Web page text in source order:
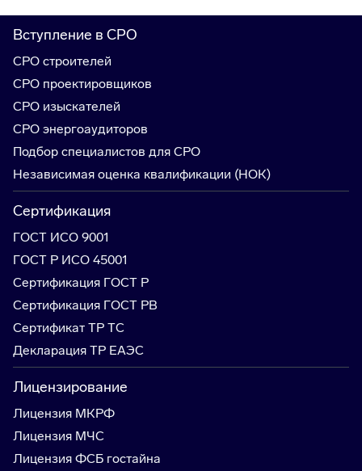
Вступление в СРО
СРО строителей
СРО проектировщиков
СРО изыскателей
СРО энергоаудиторов
Подбор специалистов для СРО
Независимая оценка квалификации (НОК)
Сертификация
ГОСТ ИСО 9001
ГОСТ Р ИСО 45001
Сертификация ГОСТ Р
Сертификация ГОСТ РВ
Сертификат ТР ТС
Декларация ТР ЕАЭС
Лицензирование
Лицензия МКРФ
Лицензия МЧС
Лицензия ФСБ гостайна